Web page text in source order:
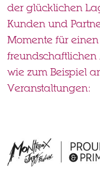
der glücklichen
Kunden und
Momente für
freundschaftlichen
wie zum Beispiel
Veranstaltungen: